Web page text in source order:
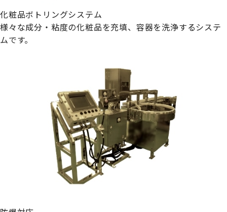
化粧品ボトリングシステム
様々な成分・粘度の化粧品を充填、容器を洗浄するシステ
ムです。